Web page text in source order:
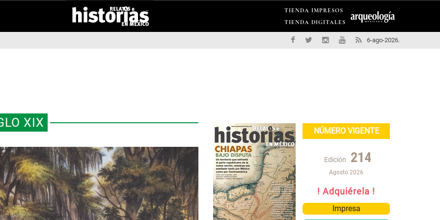
TIENDA IMPRESOS
TIENDA DIGITALES
6-ago-2026.
XIX
NÚMERO VIGENTE
Edición 214
Agosto 2026
! Adquiérela !
Impresa